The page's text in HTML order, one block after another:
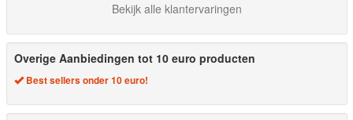
Bekijk alle klantervaringen
Overige Aanbiedingen tot 10 euro producten
Best sellers onder 10 euro!